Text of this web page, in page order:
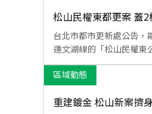
松山民權東都更案 蓋2
台北市都市更新處公告，
運文湖線的「松山民權東
區域動態
重建鍍金 松山新案擠